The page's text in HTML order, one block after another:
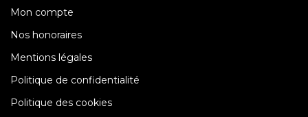
Mon compte
Nos honoraires
Mentions légales
Politique de confidentialité
Politique des cookies